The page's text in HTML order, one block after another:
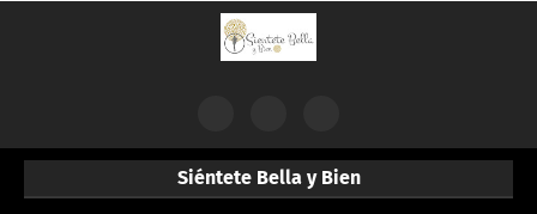
Siéntete Bella y Bien